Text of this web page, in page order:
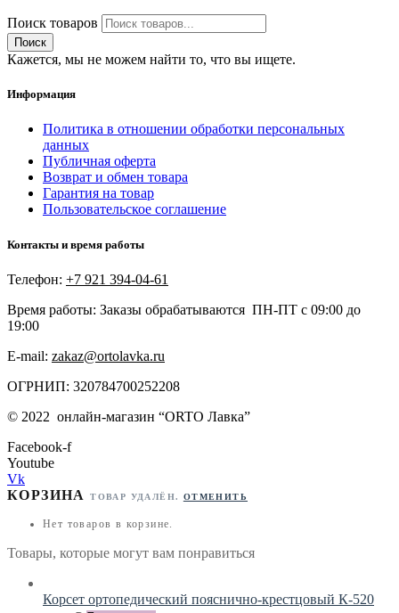
Поиск товаров
Поиск
Кажется, мы не можем найти то, что вы ищете.
Информация
Политика в отношении обработки персональных
данных
Публичная оферта
Возврат и обмен товара
Гарантия на товар
Пользовательское соглашение
Контакты и время работы
Телефон: +7 921 394-04-61
Время работы: Заказы обрабатываются ПН-ПТ с 09:00 до
19:00
E-mail: zakaz@ortolavka.ru
ОГРНИП: 320784700252208
© 2022 онлайн-магазин “ORTO Лавка”
Facebook-f
Youtube
Vk
КОРЗИНАТОВАР УДАЛЁН. ОТМЕНИТЬ
Нет товаров в корзине.
Товары, которые могут вам понравиться
Корсет ортопедический пояснично-крестцовый К-520